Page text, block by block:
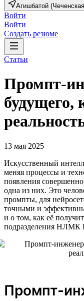
Агишбатой
Войти
Войти
Создать резюме
Статьи
Промпт-
будущего,
13 мая 2025
Искусственный
меняя процессы и
появления
одна из них. Это
промпты, для
точными и
и о том, как её
подразделения НЛМК
Промпт-